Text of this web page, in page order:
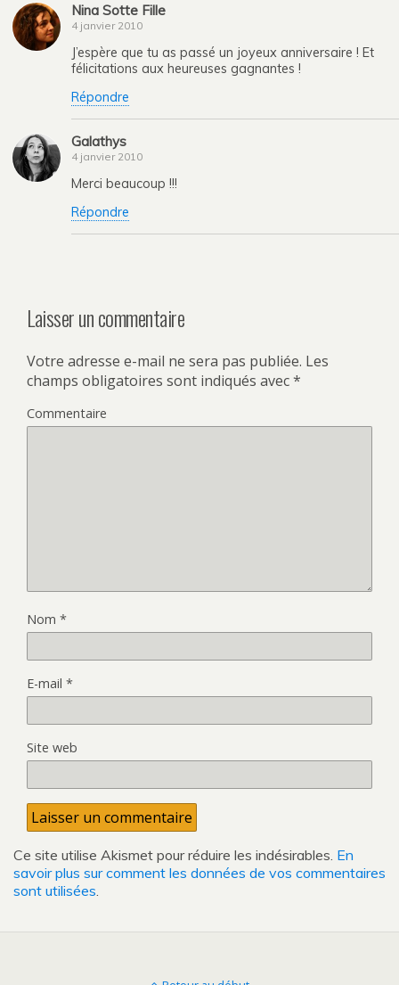
Nina Sotte Fille
4 janvier 2010
J’espère que tu as passé un joyeux anniversaire ! Et
félicitations aux heureuses gagnantes !
Répondre
Galathys
4 janvier 2010
Merci beaucoup !!!
Répondre
Laisser un commentaire
Votre adresse e-mail ne sera pas publiée. Les
champs obligatoires sont indiqués avec*
Commentaire
Nom *
E-mail *
Site web
Ce site utilise Akismet pour réduire les indésirables. En
savoir plus sur comment les données de vos commentaires
sont utilisées